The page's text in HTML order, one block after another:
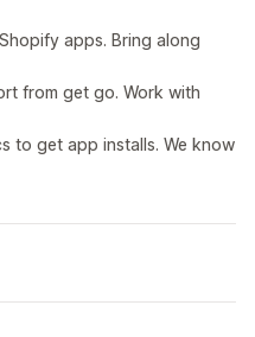
apps. Bring along
from get go. Work with
to get app installs. We know